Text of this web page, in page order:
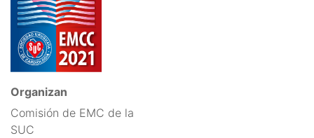
Organizan
Comisión de EMC de la
SUC